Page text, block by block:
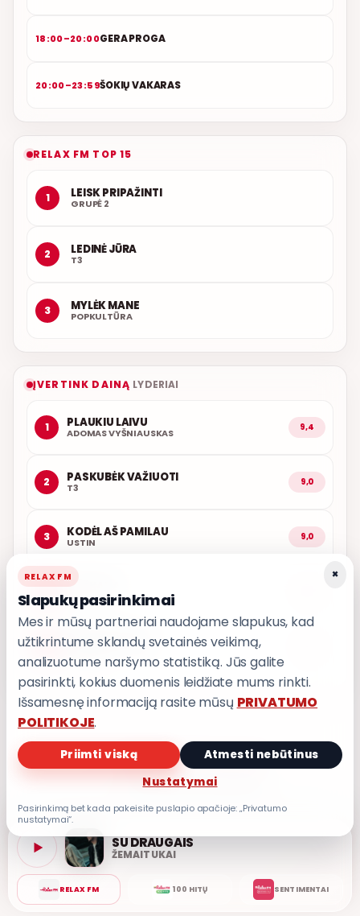
18:00–20:00GERA PROGA
20:00–23:59ŠOKIŲ VAKARAS
RELAX FM TOP 15
1 LEISK PRIPAŽINTI
GRUPĖ 2
2 LEDINĖ JŪRA
T3
3 MYLĖK MANE
POPKULTŪRA
ĮVERTINK DAINĄ LYDERIAI
1 PLAUKIU LAIVU
ADOMAS VYŠNIAUSKAS 9,4
2 PASKUBĖK VAŽIUOTI
T3 9,0
3 KODĖL AŠ PAMILAU
USTIN 9,0
T3
5 IŠ MANO ŠIRDIES
PRIVATUMO POLITIKA
Privatumo nustatymai
SU DRAUGAIS
ŽEMAITUKAI
×
RELAX FM
Slapukų pasirinkimai
Mes ir mūsų partneriai naudojame slapukus, kad
užtikrintume sklandų svetainės veikimą,
analizuotume naršymo statistiką. Jūs galite
pasirinkti, kokius duomenis leidžiate mums rinkti.
Išsamesnę informaciją rasite mūsų PRIVATUMO
POLITIKOJE.
Priimti viską
Atmesti nebūtinus
Nustatymai
Pasirinkimą bet kada pakeisite puslapio apačioje: „Privatumo
nustatymai“.